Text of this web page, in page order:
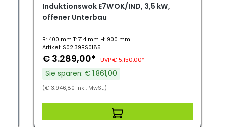
Induktionswok E7WOK/IND, 3,5 kW,
offener Unterbau
B: 400 mm T: 714 mm H: 900 mm
Artikel: S02.39BS0185
€ 3.289,00* UVP € 5.150,00*
Sie sparen: € 1.861,00
(€ 3.946,80 inkl. MwSt.)